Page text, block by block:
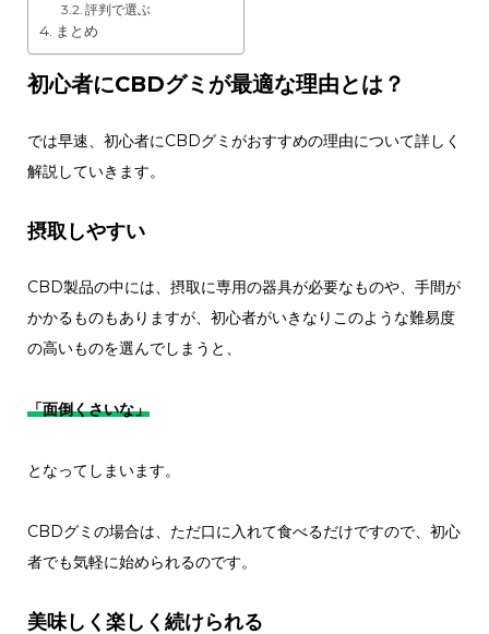
評判で選ぶ
まとめ
初心者にCBDグミが最適な理由とは？
では早速、初心者にCBDグミがおすすめの理由について詳しく
解説していきます。
摂取しやすい
CBD製品の中には、摂取に専用の器具が必要なものや、手間が
かかるものもありますが、初心者がいきなりこのような難易度
の高いものを選んでしまうと、
「面倒くさいな」
となってしまいます。
CBDグミの場合は、ただ口に入れて食べるだけですので、初心
者でも気軽に始められるのです。
美味しく楽しく続けられる